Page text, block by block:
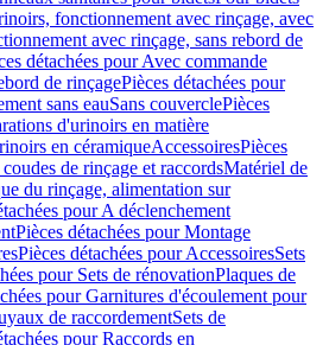
fonctionnement avec rinçage, avec
avec rinçage, sans rebord de
détachées pour Avec commande
de rinçagePièces détachées pour
sans eauSans couverclePièces
d'urinoirs en matière
en céramiqueAccessoiresPièces
de rinçage et raccordsMatériel de
du rinçage, alimentation sur
pour A déclenchement
Pièces détachées pour Montage
Pièces détachées pour AccessoiresSets
pour Sets de rénovationPlaques de
pour Garnitures d'écoulement pour
de raccordementSets de
pour Raccords en